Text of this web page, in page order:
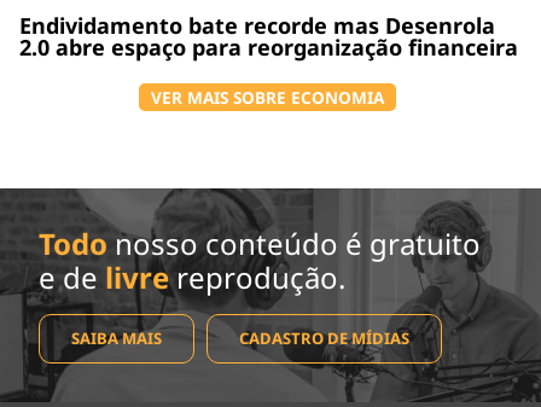
Endividamento bate recorde mas Desenrola
2.0 abre espaço para reorganização financeira
VER MAIS SOBRE ECONOMIA
Todo nosso conteúdo é gratuito
e de livrereprodução.
SAIBA MAIS CADASTRO DE MÍDIAS